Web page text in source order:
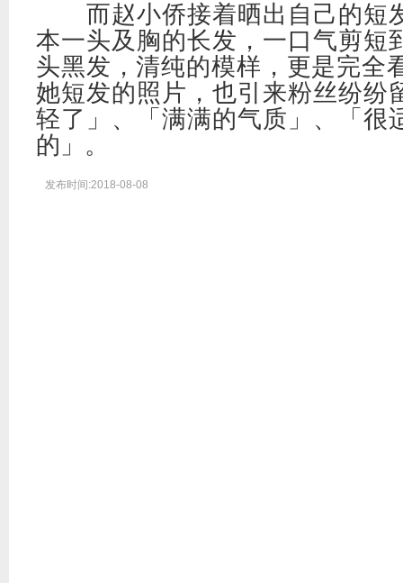
而赵小侨接着晒出自己的短
本一头及胸的长发，一口气剪短
头黑发，清纯的模样，更是完全
她短发的照片，也引来粉丝纷纷
轻了」、「满满的气质」、「很
的」。
发布时间:2018-08-08